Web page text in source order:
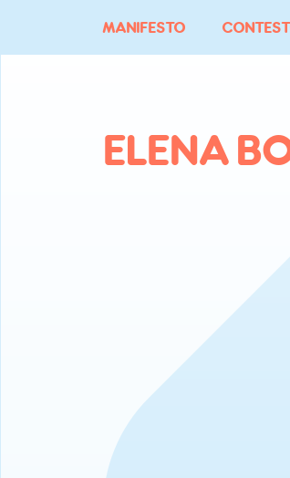
contenuto
MANIFESTO
ELENA